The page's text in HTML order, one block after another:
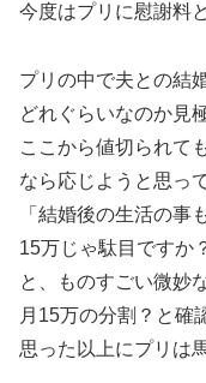
今度はプリに慰謝料
プリの中で夫との結
どれぐらいなのか見
ここから値切られて
なら応じようと思っ
「結婚後の生活の事
15万じゃ駄目ですか
と、ものすごい微妙
月15万の分割？と確
思った以上にプリは